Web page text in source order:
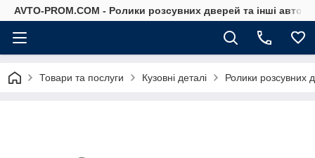
AVTO-PROM.COM - Ролики розсувних дверей та інші
Товари та послуги Кузовні деталі Ролики розсувних